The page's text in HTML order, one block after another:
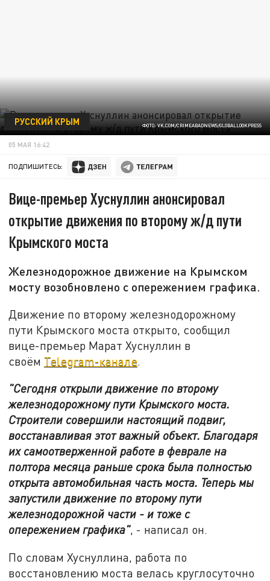
ФОТО: VK.COM/CRIMEABADNEWS/GLOBALLOOKPRESS
РУССКИЙ КРЫМ
05 МАЯ 16:42
ПОДПИШИТЕСЬ:
Вице-премьер Хуснуллин анонсировал
открытие движения по второму ж/д пути
Крымского моста
Железнодорожное движение на Крымском
мосту возобновлено с опережением графика.
Движение по второму железнодорожному
пути Крымского моста открыто, сообщил
вице-премьер Марат Хуснуллин в
своём Telegram-канале.
"Сегодня открыли движение по второму
железнодорожному пути Крымского моста.
Строители совершили настоящий подвиг,
восстанавливая этот важный объект. Благодаря
их самоотверженной работе в феврале на
полтора месяца раньше срока была полностью
открыта автомобильная часть моста. Теперь мы
запустили движение по второму пути
железнодорожной части - и тоже с
опережением графика", - написал он.
По словам Хуснуллина, работа по
восстановлению моста велась круглосуточно